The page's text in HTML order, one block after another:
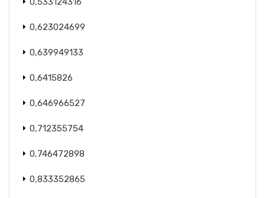
0,623024699
0,639949133
0,6415826
0,646966527
0,712355754
0,746472898
0,833352865